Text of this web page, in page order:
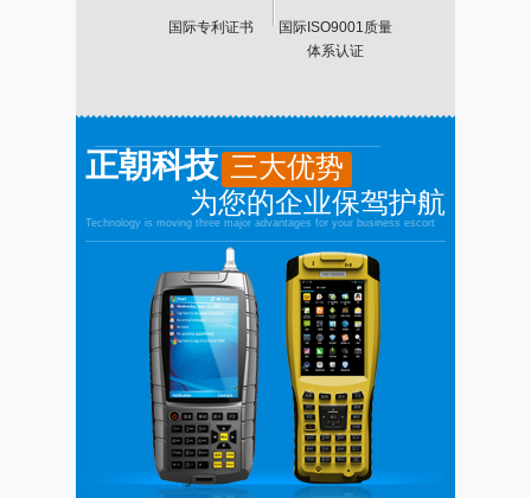
国际专利证书
国际ISO9001质量
体系认证
正朝科技 三大优势
为您的企业保驾护航
Technology is moving three major advantages for your business escort